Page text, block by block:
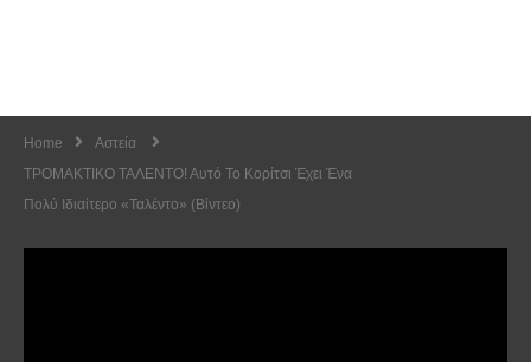
Home
Αστεία
ΤΡΟΜΑΚΤΙΚΟ ΤΑΛΕΝΤΟ! Αυτό Το Κορίτσι Έχει Ένα
Πολύ Ιδιαίτερο «ταλέντο» (Βίντεο)